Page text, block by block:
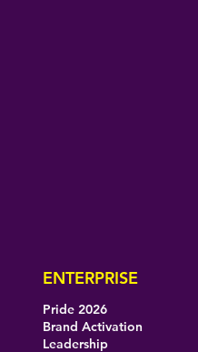
ENTERPRISE
Pride 2026
Brand Activation
Leadership